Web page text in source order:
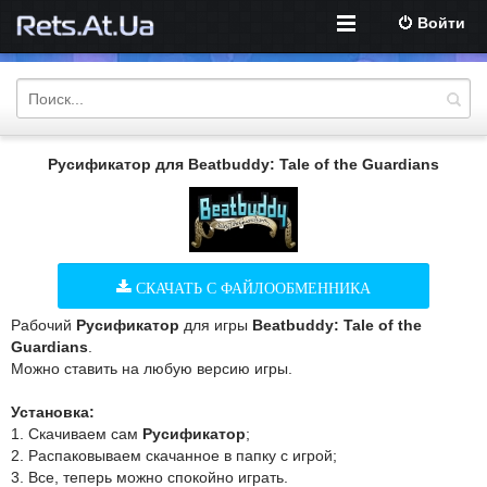
Войти
Русификатор для Beatbuddy: Tale of the Guardians
СКАЧАТЬ С ФАЙЛООБМЕННИКА
Рабочий Русификатор для игры Beatbuddy: Tale of the
Guardians
Можно ставить на любую версию игры.
Установка:
1. Скачиваем сам Русификатор;
2. Распаковываем скачанное в папку с игрой;
3. Все, теперь можно спокойно играть.